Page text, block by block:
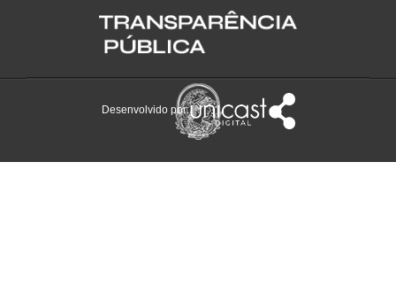
Desenvolvido por: